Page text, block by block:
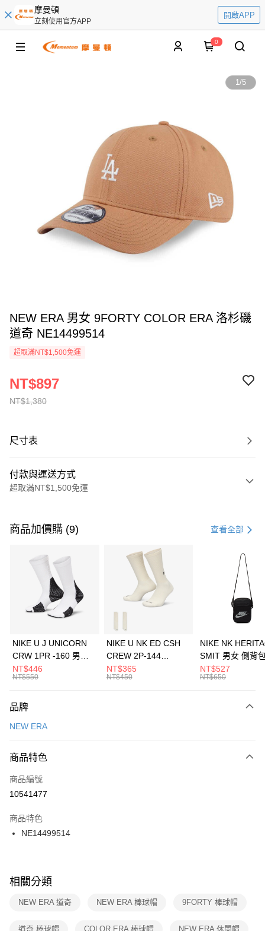
摩曼頓
立刻使用官方APP
開啟APP
0
1/5
NEW ERA 男女 9FORTY COLOR ERA 洛杉磯
道奇 NE14499514
超取滿NT$1,500免運
NT$1,380
NT$897
尺寸表
付款與運送方式
超取滿NT$1,500免運
信用卡一次付款
3 期 0 利率 每期 21家銀行
合作金庫商業銀行
第一商業銀行
華南商業銀行
彰化商業銀行
上海商業儲蓄銀行
元大商業銀行
台灣樂天信用卡公司
Apple Pay
全盈+PAY
AFTEE先享後付
【關於「AFTEE先享後付」】
便利好安心！
３．安心：先確認商品／服務後，再付款。
【「AFTEE先享後付」結帳流程】
１．於結帳方式選擇「AFTEE先享後付」後，將跳轉至「AFTEE先享後付」
２．訂單成立數日內，您將收到繳費通知簡訊。
３．收到繳費通知簡訊後14天內，點擊此簡訊中的連結，可透過四大超商／
ATM／網路銀行／等多元方式進行付款，方視為交易完成。
※ 交易是否成功請以「AFTEE先享後付 」之結帳頁面顯示為準，若有關於
是否繳費成功／繳費後需取消欲退款等相關疑問，請聯繫「AFTEE先享後付
客戶支援中心」https://netprotections.freshdesk.com/support/home
運送方式
每筆NT$100，滿NT$1,500(含以上)免運費
宅配
每筆NT$100，滿NT$1,500(含以上)免運費
付款後門市自取
每筆NT$100，滿NT$1,500(含以上)免運費
商品加價購 (9) 查看全部
NIKE U J UNICORN
CRW 1PR -160 男女
中統襪 FZ3393100
NT$446
NT$550
NIKE U NK ED CSH
CREW 2P-144
EMBRDY 男女 短統襪
FZ3073133
NT$365
NT$450
NIKE NK
SMIT 男女 側背
BA5871010
NT$527
NT$650
品牌
NEW ERA
商品特色
商品編號
10541477
商品特色
NE14499514
相關分類
NEW ERA 道奇 NEW ERA 棒球帽 9FORTY 棒球帽
道奇 棒球帽 COLOR ERA 棒球帽 NEW ERA 休閒帽